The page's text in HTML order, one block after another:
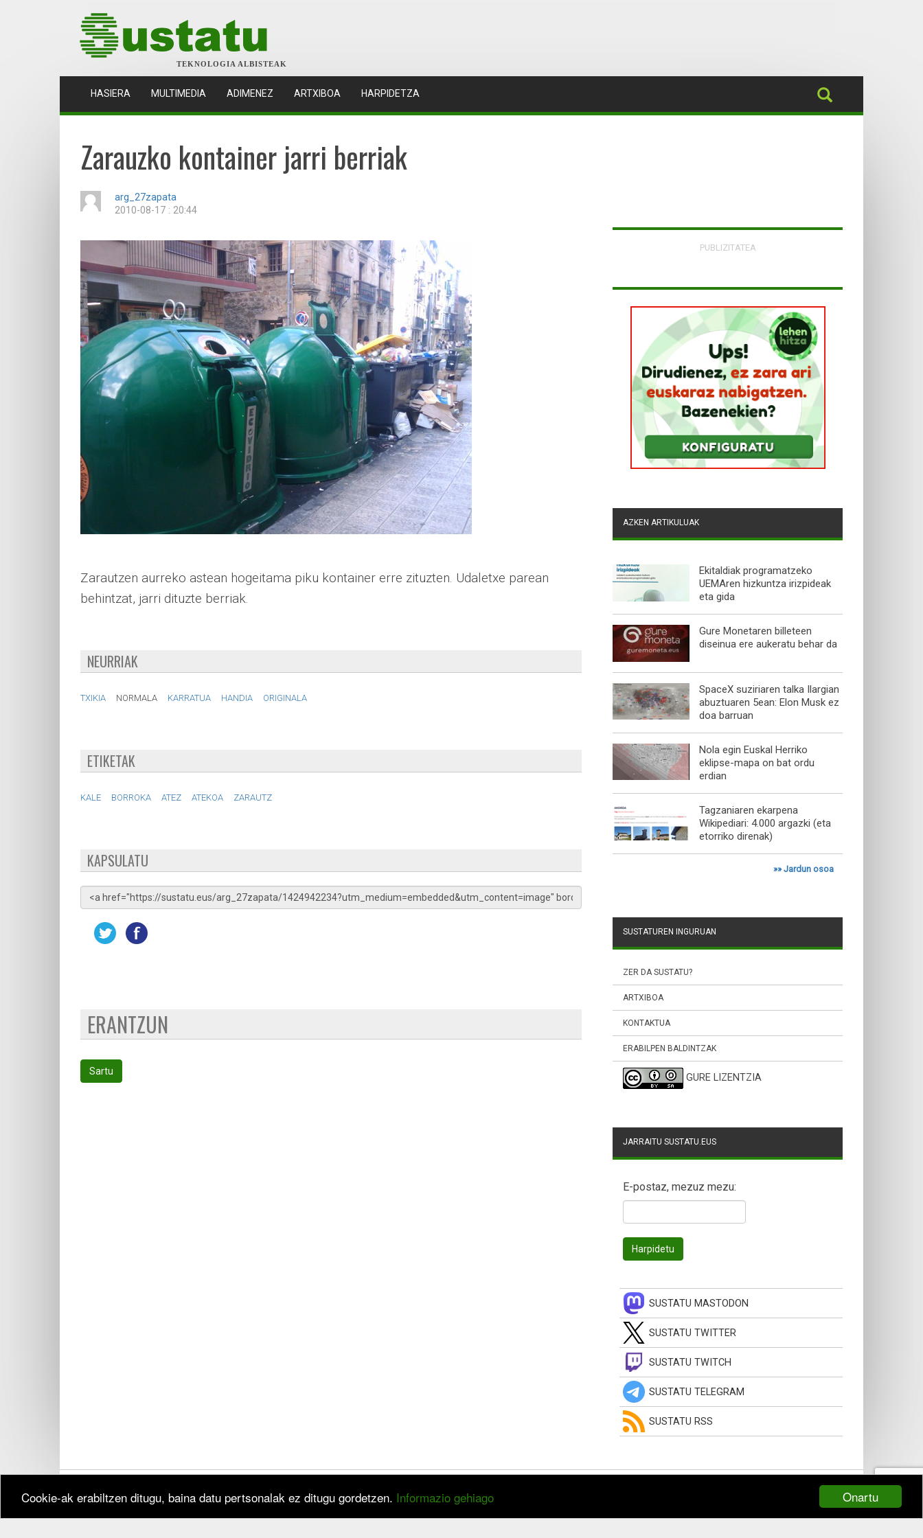
Onartu
Cookie-ak erabiltzen ditugu, baina datu pertsonalak ez ditugu gordetzen. Informazio gehiago
TEKNOLOGIA ALBISTEAK
HASIERA (CURRENT)
MULTIMEDIA ADIMENEZ ARTXIBOA HARPIDETZA
Zarauzko kontainer jarri berriak
arg_27zapata
2010-08-17 : 20:44
Zarautzen aurreko astean hogeitama piku kontainer erre zituzten. Udaletxe parean
behintzat, jarri dituzte berriak.
NEURRIAK
TXIKIA NORMALA KARRATUA HANDIA ORIGINALA
ETIKETAK
KALE BORROKA ATEZ ATEKOA ZARAUTZ
KAPSULATU
ERANTZUN
Sartu
PUBLIZITATEA
AZKEN ARTIKULUAK
Ekitaldiak programatzeko
UEMAren hizkuntza irizpideak
eta gida
Gure Monetaren billeteen
diseinua ere aukeratu behar da
SpaceX suziriaren talka Ilargian
abuztuaren 5ean: Elon Musk ez
doa barruan
Nola egin Euskal Herriko
eklipse-mapa on bat ordu
erdian
Tagzaniaren ekarpena
Wikipediari: 4.000 argazki (eta
etorriko direnak)
»»Jardun osoa
SUSTATUREN INGURUAN
ZER DA SUSTATU?
ARTXIBOA
KONTAKTUA
ERABILPEN BALDINTZAK
GURE LIZENTZIA
JARRAITU SUSTATU.EUS
E-postaz, mezuz mezu:
SUSTATU MASTODON
SUSTATU TWITTER
SUSTATU TWITCH
SUSTATU TELEGRAM
SUSTATU RSS